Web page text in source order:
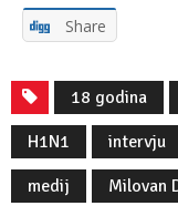
Share
18 godina
H1N1
intervju
medij
Milovan